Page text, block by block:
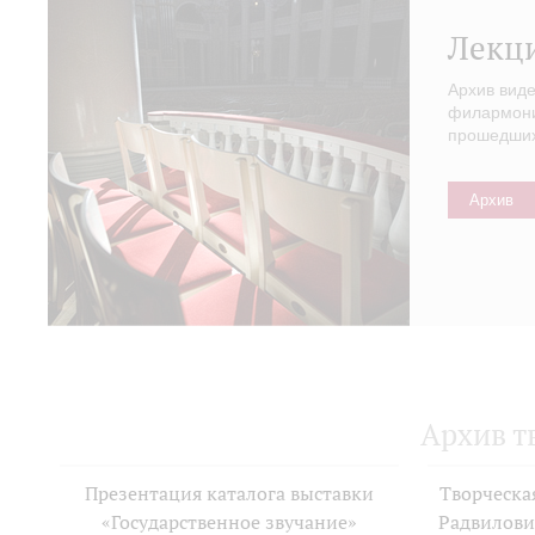
Архив
Архив
Архив
Презентация каталога выставки
«Государственное звучание»